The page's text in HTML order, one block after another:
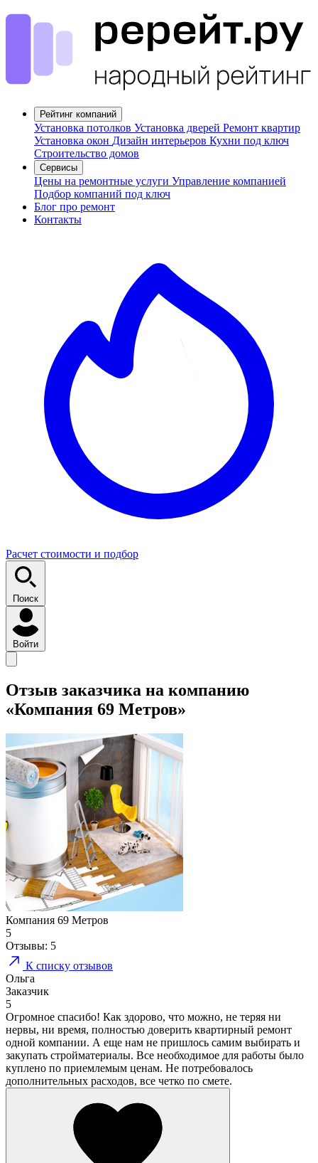
Рейтинг компаний
Установка потолков Установка дверей Ремонт квартир
Установка окон Дизайн интерьеров Кухни под ключ
Строительство домов
Сервисы
Цены на ремонтные услуги Управление компанией
Подбор компаний под ключ
Блог про ремонт
Контакты
Расчет стоимости и подбор
Поиск
Войти
Отзыв заказчика на компанию
«Компания 69 Метров»
Компания 69 Метров
5
Отзывы: 5
К списку отзывов
Ольга
Заказчик
5
Огромное спасибо! Как здорово, что можно, не теряя ни
нервы, ни время, полностью доверить квартирный ремонт
одной компании. А еще нам не пришлось самим выбирать и
закупать стройматериалы. Все необходимое для работы было
куплено по приемлемым ценам. Не потребовалось
дополнительных расходов, все четко по смете.